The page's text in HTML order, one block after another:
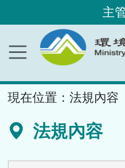
內
容
主
現在位置： 法規內容
法規內容